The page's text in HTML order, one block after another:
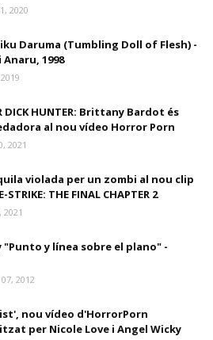
2020
Daruma (Tumbling Doll of Flesh) -
1998
DICK HUNTER: Brittany Bardot és
al nou vídeo Horror Porn
2021
violada per un zombi al nou clip
STRIKE: THE FINAL CHAPTER 2
2021
"Punto y línea sobre el plano" -
2012
nou vídeo d'HorrorPorn
per Nicole Love i Angel Wicky